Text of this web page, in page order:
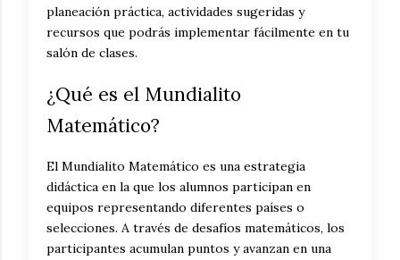
planeación práctica, actividades sugeridas y
recursos que podrás implementar fácilmente en tu
salón de clases.
¿Qué es el Mundialito
Matemático?
El Mundialito Matemático es una estrategia
didáctica en la que los alumnos participan en
equipos representando diferentes países o
selecciones. A través de desafíos matemáticos, los
participantes acumulan puntos y avanzan en una